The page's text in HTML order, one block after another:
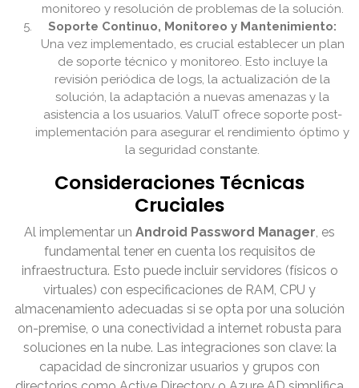
monitoreo y resolución de problemas de la solución.
Soporte Continuo, Monitoreo y Mantenimiento:
Una vez implementado, es crucial establecer un plan
de soporte técnico y monitoreo. Esto incluye la
revisión periódica de logs, la actualización de la
solución, la adaptación a nuevas amenazas y la
asistencia a los usuarios. ValuIT ofrece soporte post-
implementación para asegurar el rendimiento óptimo y
la seguridad constante.
Consideraciones Técnicas
Cruciales
Al implementar un Android Password Manager, es
fundamental tener en cuenta los requisitos de
infraestructura. Esto puede incluir servidores (físicos o
virtuales) con especificaciones de RAM, CPU y
almacenamiento adecuadas si se opta por una solución
on-premise, o una conectividad a internet robusta para
soluciones en la nube. Las integraciones son clave: la
capacidad de sincronizar usuarios y grupos con